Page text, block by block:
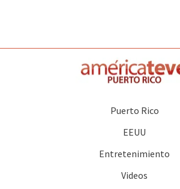
Puerto Rico
EEUU
Entretenimiento
Videos